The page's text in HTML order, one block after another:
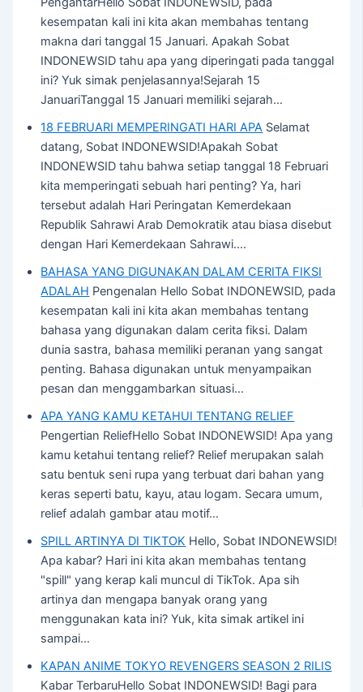
kesempatan kali ini kita akan membahas tentang
makna dari tanggal 15 Januari. Apakah Sobat
INDONEWSID tahu apa yang diperingati pada tanggal
ini? Yuk simak penjelasannya!Sejarah 15
JanuariTanggal 15 Januari memiliki sejarah…
18 FEBRUARI MEMPERINGATI HARI APA Selamat
datang, Sobat INDONEWSID!Apakah Sobat
INDONEWSID tahu bahwa setiap tanggal 18 Februari
kita memperingati sebuah hari penting? Ya, hari
tersebut adalah Hari Peringatan Kemerdekaan
Republik Sahrawi Arab Demokratik atau biasa disebut
dengan Hari Kemerdekaan Sahrawi.…
BAHASA YANG DIGUNAKAN DALAM CERITA FIKSI
ADALAH Pengenalan Hello Sobat INDONEWSID, pada
kesempatan kali ini kita akan membahas tentang
bahasa yang digunakan dalam cerita fiksi. Dalam
dunia sastra, bahasa memiliki peranan yang sangat
penting. Bahasa digunakan untuk menyampaikan
pesan dan menggambarkan situasi…
APA YANG KAMU KETAHUI TENTANG RELIEF
Pengertian ReliefHello Sobat INDONEWSID! Apa yang
kamu ketahui tentang relief? Relief merupakan salah
satu bentuk seni rupa yang terbuat dari bahan yang
keras seperti batu, kayu, atau logam. Secara umum,
relief adalah gambar atau motif…
SPILL ARTINYA DI TIKTOK Hello, Sobat INDONEWSID!
Apa kabar? Hari ini kita akan membahas tentang
"spill" yang kerap kali muncul di TikTok. Apa sih
artinya dan mengapa banyak orang yang
menggunakan kata ini? Yuk, kita simak artikel ini
sampai…
KAPAN ANIME TOKYO REVENGERS SEASON 2 RILIS
Kabar TerbaruHello Sobat INDONEWSID! Bagi para